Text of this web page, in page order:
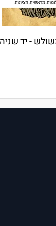
- יד שניה